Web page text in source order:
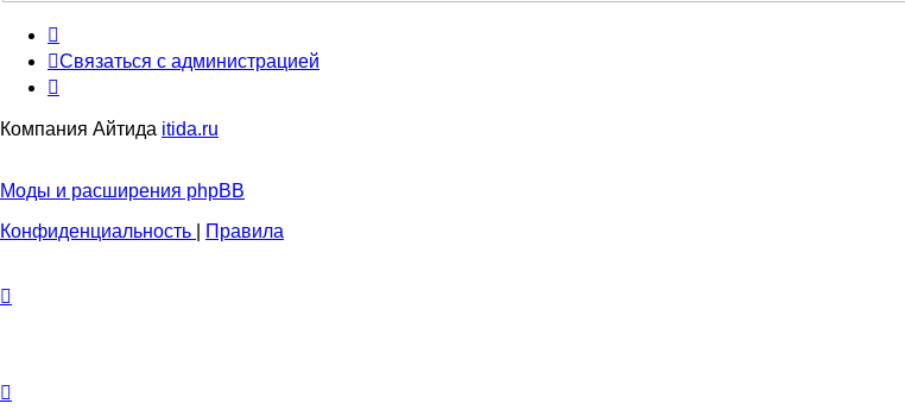
Связаться с администрацией
Компания Айтида itida.ru
Моды и расширения phpBB
Конфиденциальность
Правила